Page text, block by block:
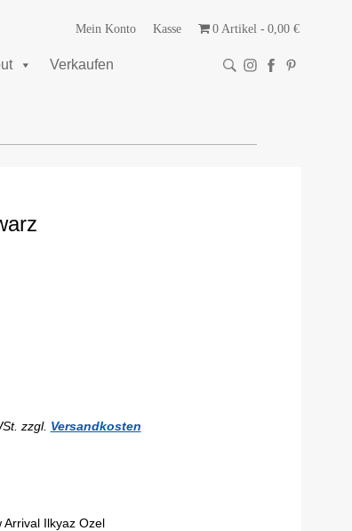
Mein Konto Kasse 0 Artikel 0,00 €
Verkaufen
zzgl. Versandkosten
Ilkyaz Ozel